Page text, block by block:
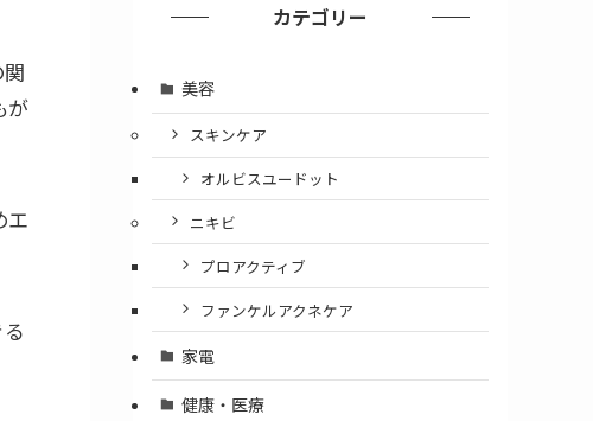
が
エ
カテゴリー
美容
スキンケア
オルビスユードット
ニキビ
プロアクティブ
ファンケルアクネケア
家電
健康・医療